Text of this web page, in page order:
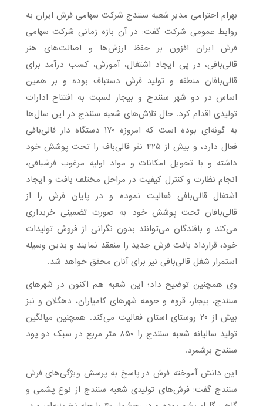
بهرام احترامی مدیر شعبه سنندج شرکت سهامی فرش ایران به
روابط عمومی شرکت گفت: در آن بازه زمانی شرکت سهامی
فرش ایران افزون بر حفظ ارزش‌ها و اصالت‌های هنر
قالی‌بافی، در پی ایجاد اشتغال، آموزش، کسب درآمد برای
قالی‌بافان منطقه و تولید فرش دستباف بوده و بر همین
اساس در دو شهر سنندج و بیجار نسبت به افتتاح ادارات
تولیدی اقدام کرد. حال تلاش‌های شعبه سنندج در این سال‌ها
به گونه‌ای بوده است که امروزه ۱۷۰ دستگاه دار قالی‌بافی
فعال دارد، و بیش از ۴۲۵ نفر قالی‌باف را تحت پوشش خود
داشته و با تحویل امکانات و مواد اولیه مرغوب فرشبافی،
انجام نظارت و کنترل کیفیت در مراحل مختلف بافت و ایجاد
اشتغال قالی‌بافی فعالیت نموده و در پایان فرش را از
قالی‌بافان تحت پوشش خود به صورت تضمینی خریداری
می‌کند و بافندگان می‌توانند بدون نگرانی از فروش تولیدات
خود، قرارداد بافت فرش جدید را منعقد نمایند و بدین وسیله
استمرار شغل قالی‌بافی نیز برای آنان محقق خواهد شد.
وی همچنین توضیح داد؛ این شعبه هم اکنون در شهرهای
سنندج، بیجار، قروه و حومه شهرهای کامیاران، دهگلان و نیز
بیش از ۲۰ روستای استان فعالیت می‌کند. همچنین میانگین
تولید سالیانه شعبه سنندج را ۸۵۰ متر مربع در سبک دو پود
سنندج برشمرد.
این دانش آموخته فرش در پاسخ به پرسش ویژگی‌های فرش
سنندج گفت: فرش‌های تولیدی شعبه سنندج از نوع پشمی و